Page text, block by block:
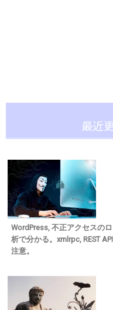
最近
WordPress, 不正アクセスの
析で分かる。xmlrpc, REST
注意。